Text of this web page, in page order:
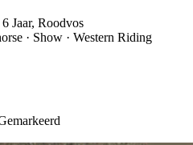
Jaar, Roodvos
· Show · Western Riding